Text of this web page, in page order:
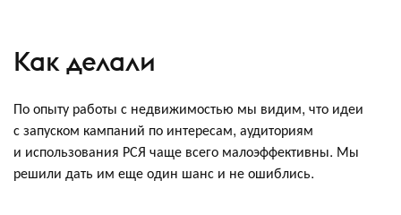
Как делали
По опыту работы с недвижимостью мы видим, что идеи
с запуском кампаний по интересам, аудиториям
и использования РСЯ чаще всего малоэффективны. Мы
решили дать им еще один шанс и не ошиблись.